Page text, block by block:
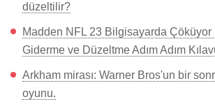
düzeltilir?
Madden NFL 23 Bilgisayarda Çöküyor
Giderme ve Düzeltme Adım Adım
Arkham mirası: Warner Bros'un bir
oyunu.